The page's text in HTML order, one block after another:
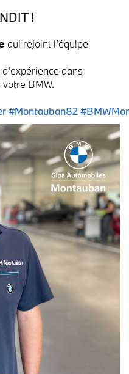
!
qui rejoint l’équipe
dans
BMW.
#Montauban82